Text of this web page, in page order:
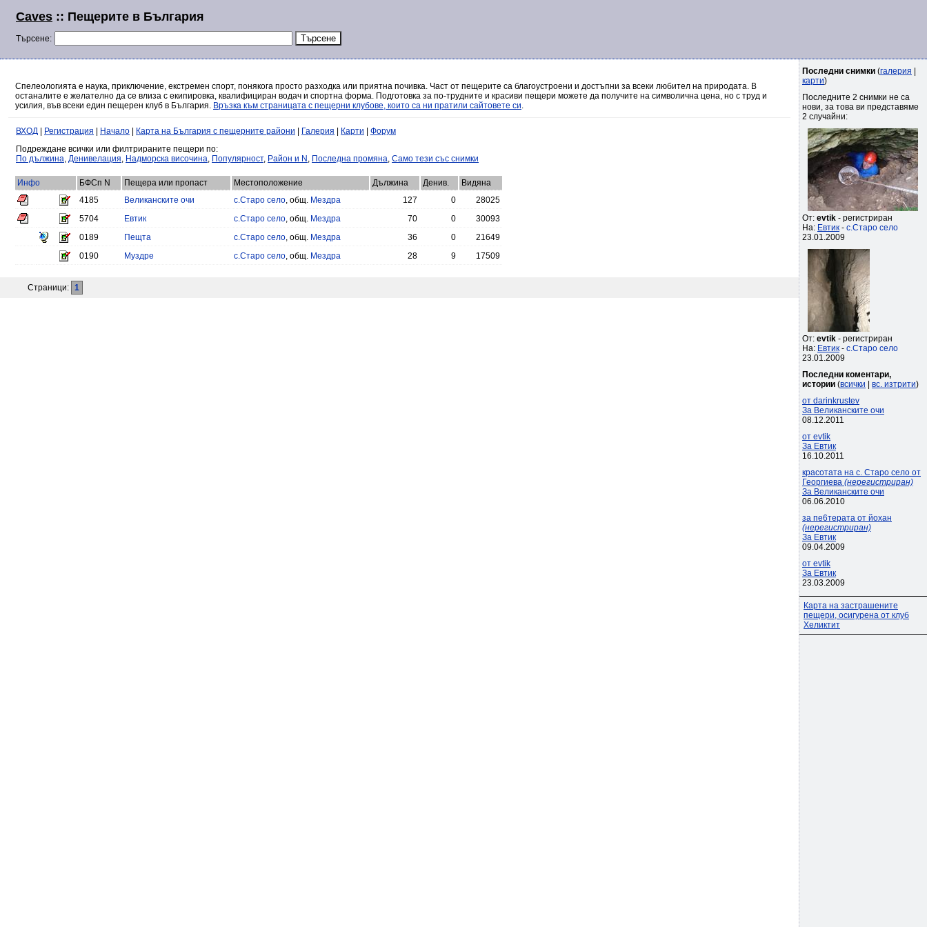
Caves :: Пещерите в България
Търсене:
Спелеологията е наука, приключение, екстремен спорт, понякога просто разходка или приятна почивка. Част от пещерите са благоустроени и достъпни за всеки любител на природата. В
останалите е желателно да се влиза с екипировка, квалифициран водач и спортна форма. Подготовка за по-трудните и красиви пещери можете да получите на символична цена, но с труд и
усилия, във всеки един пещерен клуб в България. Връзка към страницата с пещерни клубове, които са ни пратили сайтовете си.
ВХОД Регистрация Начало Карта на България с пещерните райони Галерия Карти
Форум
Подреждане всички или филтрираните пещери по:
По дължина, Денивелация, Надморска височина, Популярност, Район и N , Последна промяна, Само тези със снимки
Инфо БФСп N Пещера или пропаст Местоположение Дължина Денив.
Видяна
4185
Великанските очи с.Старо село, общ. Мездра 127 0
28025
5704
Евтик с.Старо село, общ. Мездра 70 0
30093
0189
Пещта с.Старо село, общ. Мездра 36 0
21649
0190
Муздре с.Старо село, общ. Мездра 28 9 17509
Страници: 1
Последни снимки (галерия
карти)
Последните 2 снимки не са
нови, за това ви представяме
2 случайни:
От: evtik - регистриран
На: Евтик - с.Старо село
23.01.2009
От: evtik - регистриран
На: Евтик - с.Старо село
23.01.2009
Последни коментари,
истории (всички вс. изтрити)
от darinkrustev
За Великанските очи
08.12.2011
от evtik
За Евтик
16.10.2011
красотата на с. Старо село от
Георгиева (нерегистриран)
За Великанските очи
06.06.2010
за пе6терата от йохан
(нерегистриран)
За Евтик
09.04.2009
от evtik
За Евтик
23.03.2009
Карта на застрашените
пещери, осигурена от клуб
Хеликтит